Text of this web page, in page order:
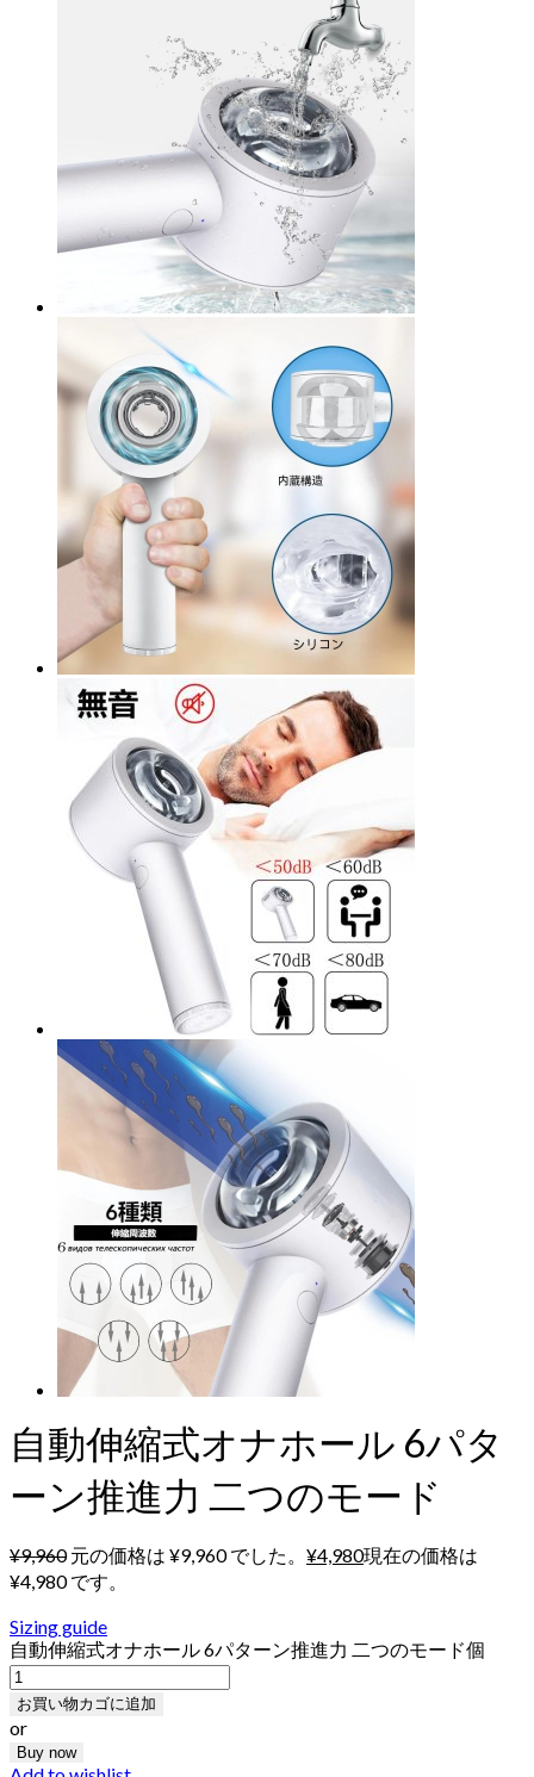
自動伸縮式オナホール 6パタ
ーン推進力 二つのモード
¥9,960 元の価格は ¥9,960 でした。 ¥4,980現在の価格は
¥4,980 です。
Sizing guide
自動伸縮式オナホール 6パターン推進力 二つのモード個
お買い物カゴに追加
or
Buy now